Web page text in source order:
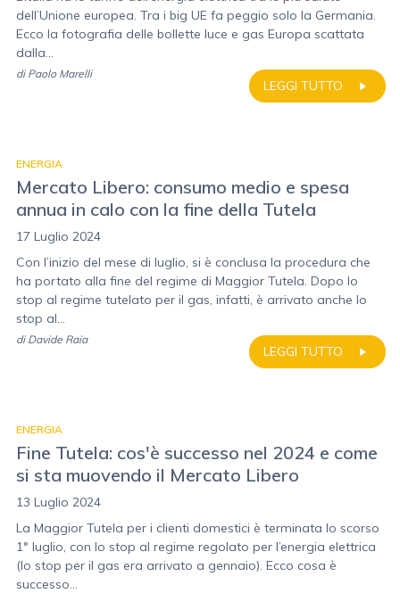
dell’Unione europea. Tra i big UE fa peggio solo la Germania.
Ecco la fotografia delle bollette luce e gas Europa scattata
dalla...
LEGGI TUTTO
di Paolo Marelli
ENERGIA
Mercato Libero: consumo medio e spesa
annua in calo con la fine della Tutela
17 Luglio 2024
Con l’inizio del mese di luglio, si è conclusa la procedura che
ha portato alla fine del regime di Maggior Tutela. Dopo lo
stop al regime tutelato per il gas, infatti, è arrivato anche lo
stop al...
LEGGI TUTTO
di Davide Raia
ENERGIA
Fine Tutela: cos'è successo nel 2024 e come
si sta muovendo il Mercato Libero
13 Luglio 2024
La Maggior Tutela per i clienti domestici è terminata lo scorso
1° luglio, con lo stop al regime regolato per l’energia elettrica
(lo stop per il gas era arrivato a gennaio). Ecco cosa è
successo...